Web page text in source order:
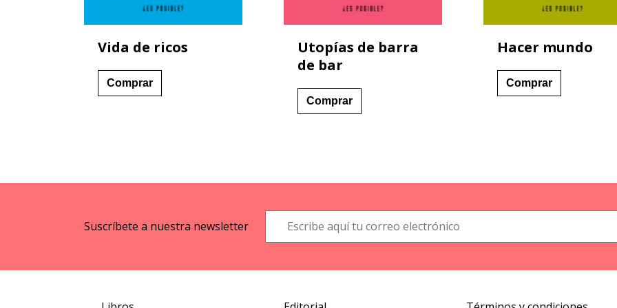
Vida de ricos
Comprar
Utopías de barra
de bar
Comprar
Hacer mundo
Comprar
Suscríbete a nuestra newsletter